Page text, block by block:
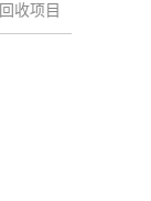
回收项目